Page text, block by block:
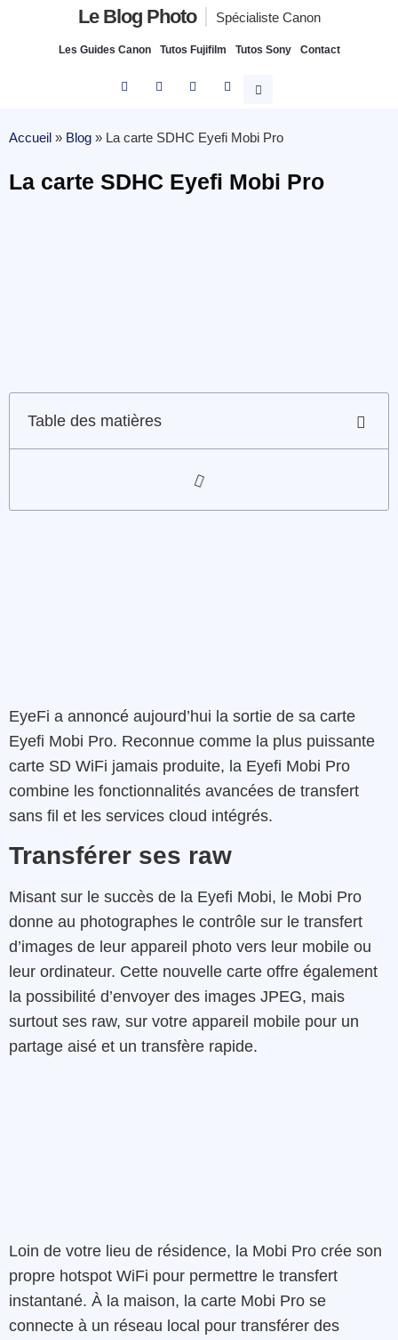
Le Blog Photo Spécialiste Canon
Les Guides Canon Tutos Fujifilm Tutos Sony Contact
Accueil » Blog » La carte SDHC Eyefi Mobi Pro
La carte SDHC Eyefi Mobi Pro
Table des matières
EyeFi a annoncé aujourd’hui la sortie de sa carte
Eyefi Mobi Pro. Reconnue comme la plus puissante
carte SD WiFi jamais produite, la Eyefi Mobi Pro
combine les fonctionnalités avancées de transfert
sans fil et les services cloud intégrés.
Transférer ses raw
Misant sur le succès de la Eyefi Mobi, le Mobi Pro
donne au photographes le contrôle sur le transfert
d’images de leur appareil photo vers leur mobile ou
leur ordinateur. Cette nouvelle carte offre également
la possibilité d’envoyer des images JPEG, mais
surtout ses raw, sur votre appareil mobile pour un
partage aisé et un transfère rapide.
Loin de votre lieu de résidence, la Mobi Pro crée son
propre hotspot WiFi pour permettre le transfert
instantané. À la maison, la carte Mobi Pro se
connecte à un réseau local pour transférer des